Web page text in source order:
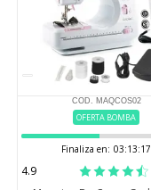
COD. MAQCOS02
OFERTA BOMBA
Finaliza en: 03:13:16
4.9